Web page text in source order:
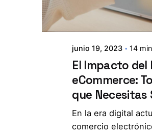
junio 19, 2023 14
El Impacto del
eCommerce:
que Necesitas
En la era digital
comercio